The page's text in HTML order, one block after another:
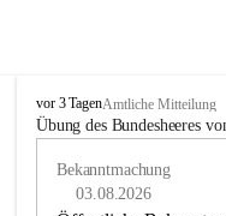
B
u
vor 3 TagenAmtliche Mitteilung
Übung des Bundesheeres
Bekanntmachung
03.08.2026